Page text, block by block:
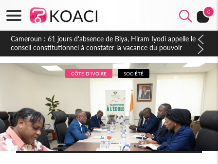
0
Côte d'Ivoire : Fin de la pagaille au PDCI-RDA, Lessiehi bannit
les mouvements sauvages
CÔTE D'IVOIRE SOCIÉTÉ